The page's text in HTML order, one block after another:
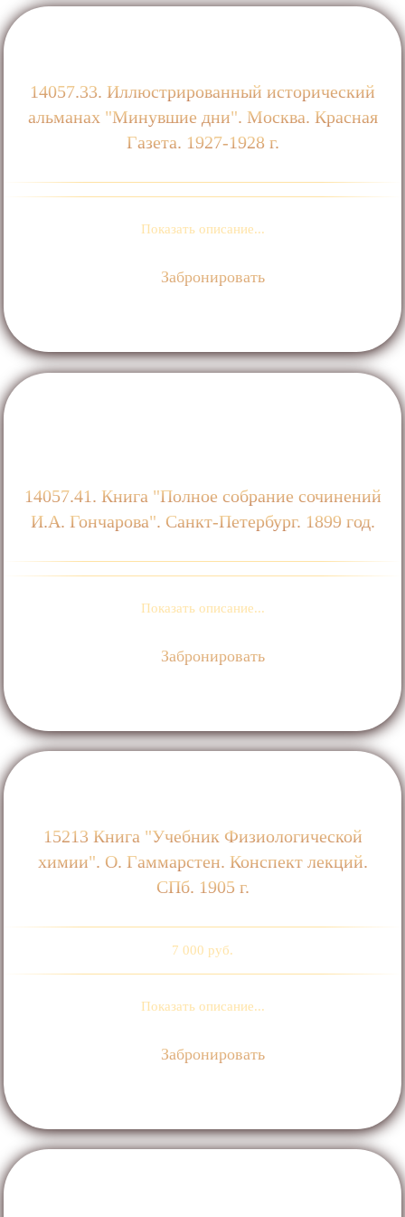
14057.33. Иллюстрированный исторический
альманах "Минувшие дни". Москва. Красная
Газета. 1927-1928 г.
Показать описание...
Забронировать
14057.41. Книга "Полное собрание сочинений
И.А. Гончарова". Санкт-Петербург. 1899 год.
Показать описание...
Забронировать
15213 Книга "Учебник Физиологической
химии". О. Гаммарстен. Конспект лекций.
СПб. 1905 г.
7 000 руб.
Показать описание...
Забронировать